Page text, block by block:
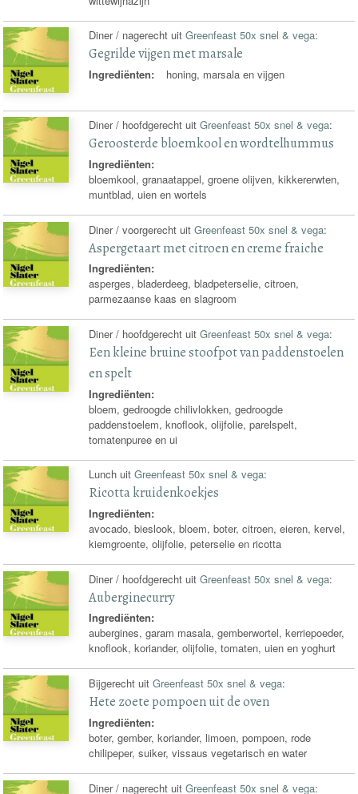
Diner / nagerecht uitGreenfeast 50x snel & vega:
Gegrilde vijgen met marsale
Ingrediënten: honing, marsala en vijgen
Diner / hoofdgerecht uitGreenfeast 50x snel & vega:
Geroosterde bloemkool en wordtelhummus
Ingrediënten:
bloemkool, granaatappel, groene olijven, kikkererwten,
muntblad, uien en wortels
Diner / voorgerecht uitGreenfeast 50x snel & vega:
Aspergetaart met citroen en creme fraiche
Ingrediënten:
asperges, bladerdeeg, bladpeterselie, citroen,
parmezaanse kaas en slagroom
Diner / hoofdgerecht uitGreenfeast 50x snel & vega:
Een kleine bruine stoofpot van paddenstoelen
en spelt
Ingrediënten:
bloem, gedroogde chilivlokken, gedroogde
paddenstoelem, knoflook, olijfolie, parelspelt,
tomatenpuree en ui
Lunch uitGreenfeast 50x snel & vega:
Ricotta kruidenkoekjes
Ingrediënten:
avocado, bieslook, bloem, boter, citroen, eieren, kervel,
kiemgroente, olijfolie, peterselie en ricotta
Diner / hoofdgerecht uitGreenfeast 50x snel & vega:
Auberginecurry
Ingrediënten:
aubergines, garam masala, gemberwortel, kerriepoeder,
knoflook, koriander, olijfolie, tomaten, uien en yoghurt
Bijgerecht uitGreenfeast 50x snel & vega:
Hete zoete pompoen uit de oven
Ingrediënten:
boter, gember, koriander, limoen, pompoen, rode
chilipeper, suiker, vissaus vegetarisch en water
Diner / nagerecht uitGreenfeast 50x snel & vega: